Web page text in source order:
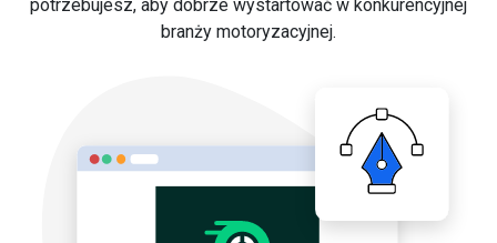
potrzebujesz, aby dobrze wystartować w konkurencyjnej
branży motoryzacyjnej.